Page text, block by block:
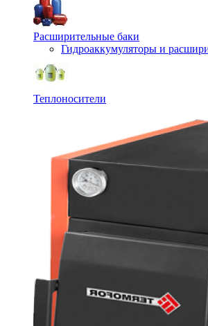
Расширительные баки
Гидроаккумуляторы и
Теплоносители